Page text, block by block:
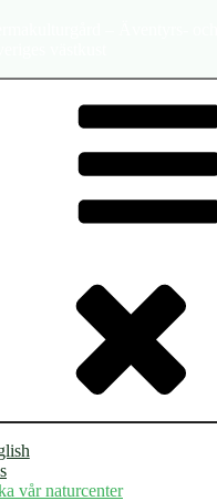
vår naturcenter